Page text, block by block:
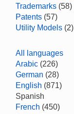
Trademarks (58)
Patents (57)
Utility Models (2)
All languages
Arabic (226)
German (28)
English (871)
Spanish
French (450)